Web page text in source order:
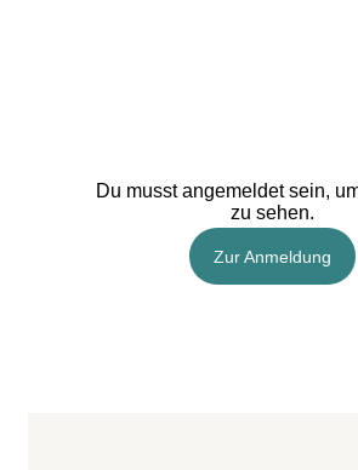
Du musst angemeldet sein,
zu sehen.
Zur Anmeldung